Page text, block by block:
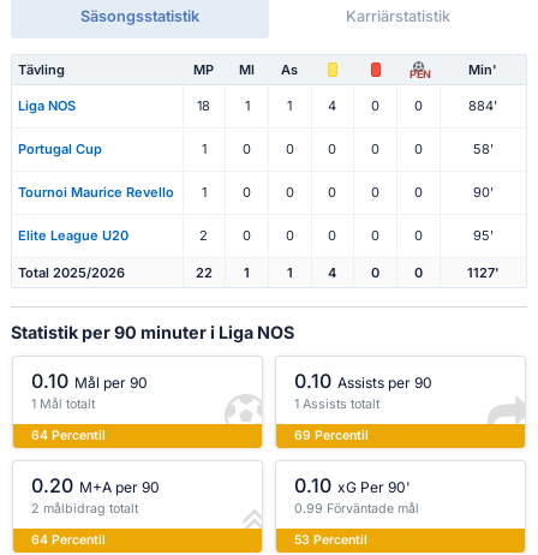
Säsongsstatistik Karriärstatistik
Tävling MP Ml As PEN Min'
Liga NOS 18 1 1 4 0 0 884'
Portugal Cup 1 0 0 0 0 0 58'
Tournoi Maurice Revello 1 0 0 0 0 0 90'
Elite League U20 2 0 0 0 0 0 95'
Total 2025/2026 22 1 1 4 0 0 1127'
Statistik per 90 minuter i Liga NOS
0.10 Mål per 90
1 Mål totalt
64 Percentil
0.10 Assists per 90
1 Assists totalt
69 Percentil
0.20 M+A per 90
2 målbidrag totalt
64 Percentil
0.10 xG Per 90'
0.99 Förväntade mål
53 Percentil